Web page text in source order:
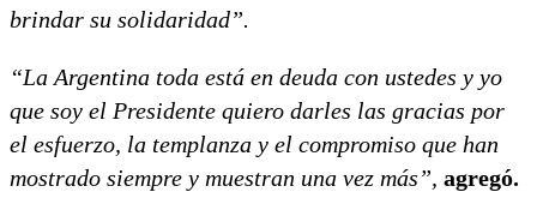
brindar su solidaridad”.
“La Argentina toda está en deuda con ustedes y yo
que soy el Presidente quiero darles las gracias por
el esfuerzo, la templanza y el compromiso que han
mostrado siempre y muestran una vez más”, agregó.